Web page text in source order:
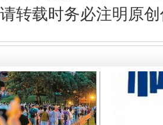
转载时务必注明原
生生不息 一